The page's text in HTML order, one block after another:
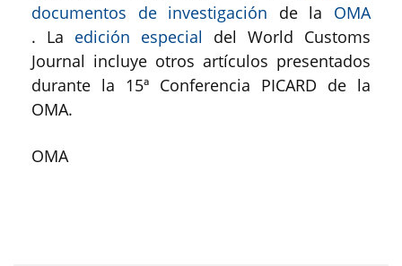
documentos de investigación de la OMA
. La edición especial del World Customs
Journal incluye otros artículos presentados
durante la 15ª Conferencia PICARD de la
OMA.
OMA